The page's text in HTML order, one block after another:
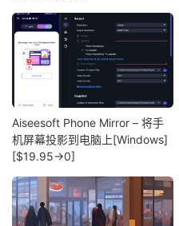
Aiseesoft Phone Mirror – 将手
机屏幕投影到电脑上[Windows]
[$19.95→0]